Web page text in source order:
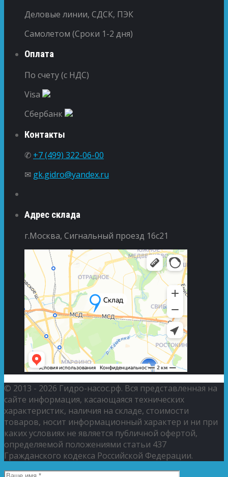
Деловые линии, СДСК, ПЭК
Самолетом (Сроки 1-2 дня)
Оплата
По счету (с НДС)
Visa
Сбербанк
Контакты
✆ +7 (499) 322-06-00
✉ gk.gidro@yandex.ru
Адрес склада
г.Москва, Сигнальный проезд 16с21
© 2013 - 2026 Гидро-насос.рф. Вся представленная на
сайте информация, касающаяся технических
характеристик, наличия на складе, стоимости
товаров, носит информационный характер и ни при
каких условиях не является публичной офертой,
определяемой положениями статьи 437
Гражданского кодекса Российской Федерации.